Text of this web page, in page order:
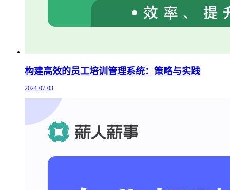
构建高效的员工培训管理系统：策略与实践
2024-07-03